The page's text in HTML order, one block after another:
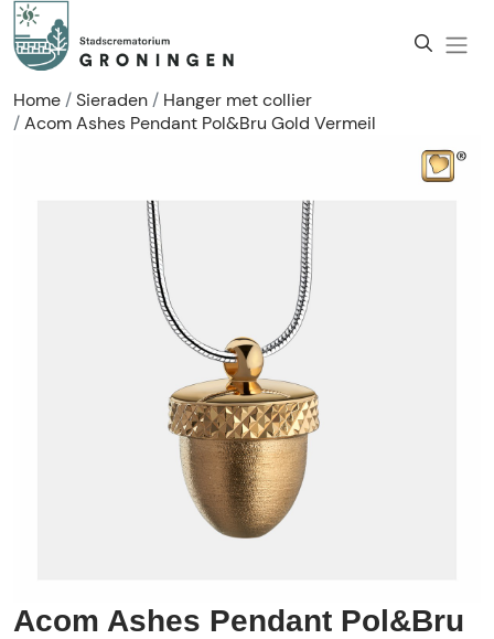
Home Sieraden
Hanger met collier
Acom Ashes Pendant Pol&Bru Gold Vermeil
Acom Ashes Pendant Pol&Bru